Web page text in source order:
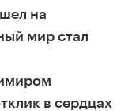
на
мир стал
в сердцах